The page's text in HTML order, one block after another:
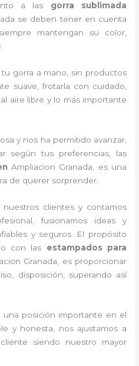
a las gorra sublimada
se deben tener en cuenta
mantengan su color,
gorra a mano, sin productos
suave, frotarla con cuidado,
aire libre y lo más importante
y nos ha permitido avanzar,
según tus preferencias, las
Ampliacion Granada, es una
de querer sorprender.
clientes y contamos
fusionamos ideas y
y seguros. El propósito
con las estampados para
Granada, es proporcionar
disposición, superando así
posición importante en el
y honesta, nos ajustamos a
siendo nuestro mayor